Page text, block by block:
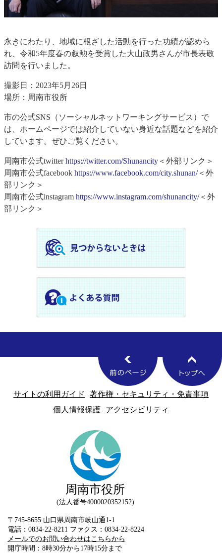
永きにわたり、地域に根ざした活動を行った功績が認めら
れ、令和5年度春の叙勲を受賞した大山政男さんが市長表敬
訪問を行いました。
撮影日：2023年5月26日
場所：周南市役所
市の公式SNS（ソーシャルネットワーキングサービス）で
は、ホームページでは紹介していない身近な話題などを紹介
しています。ぜひご覧ください。
周南市公式twitterhttps://twitter.com/Shunancity ＜外部リンク＞
周南市公式facebook https://www.facebook.com/city.shunan/＜外
部リンク＞
周南市公式instagram https://www.instagram.com/shunancity/＜外
部リンク＞
サイトの利用ガイド
著作権・セキュリティ・免責事項
個人情報保護
アクセシビリティ
周南市役所
法人番号4000020352152
〒745-8655 山口県周南市岐山通1-1
電話：0834-22-8211 ファクス：0834-22-8224
メールでのお問い合わせはこちらから
開庁時間：8時30分から17時15分まで